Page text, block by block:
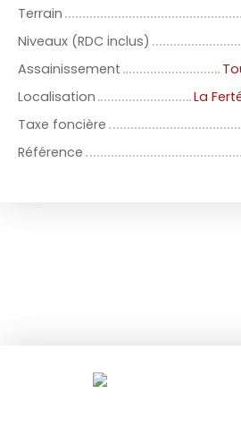
Terrain
Niveaux (RDC inclus)
Assainissement
Localisation
La
Taxe foncière
Référence